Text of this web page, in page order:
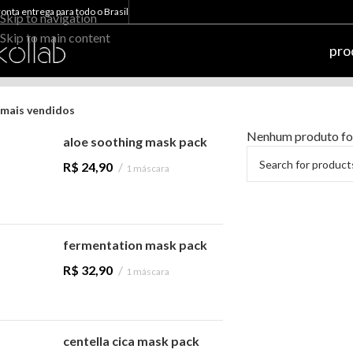
Skip to navigation
Skip to main content
entrega para todo o Brasil
mais vendidos
aloe soothing mask pack
R$ 24,90 1 máscara
fermentation mask pack
R$ 32,90 1 máscara
centella cica mask pack
Nenhum produto